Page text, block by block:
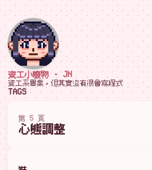
資工小廢物 - JN
資工系畢業，但其實沒有很會寫程式
TAGS
第 5 頁
心態調整